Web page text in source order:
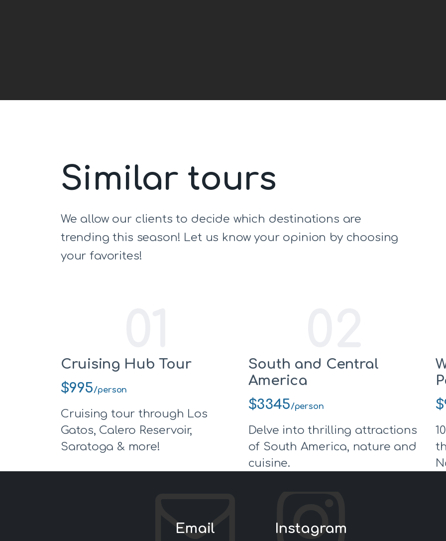
Similar tours
We allow our clients to decide which destinations are
trending this season! Let us know your opinion by choosing
your favorites!
Cruising Hub Tour
$995/person
Cruising tour through Los
Gatos, Calero Reservoir,
Saratoga & more!
South and Central
America
$3345/person
Delve into thrilling attractions
of South America, nature and
cuisine.
Email Instagram